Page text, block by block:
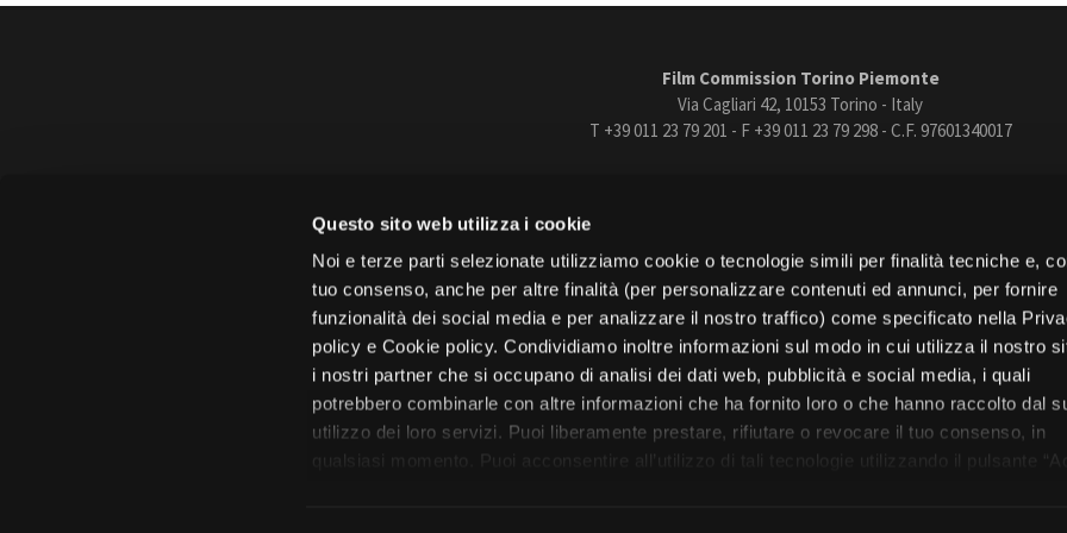
Questo sito web utilizza i cookie
Noi e terze parti selezionate utilizziamo cookie o tecnologie simili per finalità tecniche e,
tuo consenso, anche per altre finalità (per personalizzare contenuti ed annunci, per fornire
funzionalità dei social media e per analizzare il nostro traffico) come specificato nella
policy e Cookie policy. Condividiamo inoltre informazioni sul modo in cui utilizza il nostro
i nostri partner che si occupano di analisi dei dati web, pubblicità e social media, i quali
potrebbero combinarle con altre informazioni che ha fornito loro o che hanno raccolto dal
utilizzo dei loro servizi. Puoi liberamente prestare, rifiutare o revocare il tuo consenso, in
qualsiasi momento. Puoi acconsentire all’utilizzo di tali tecnologie utilizzando il pulsante
Film Commission Torino Piemonte
Via Cagliari 42, 10153 Torino - Italy
T +39 011 23 79 201 - F +39 011 23 79 298 - C.F. 97601340017
FacebookInstagramYoutubeVimeo
Città di Torino Regione Piemonte